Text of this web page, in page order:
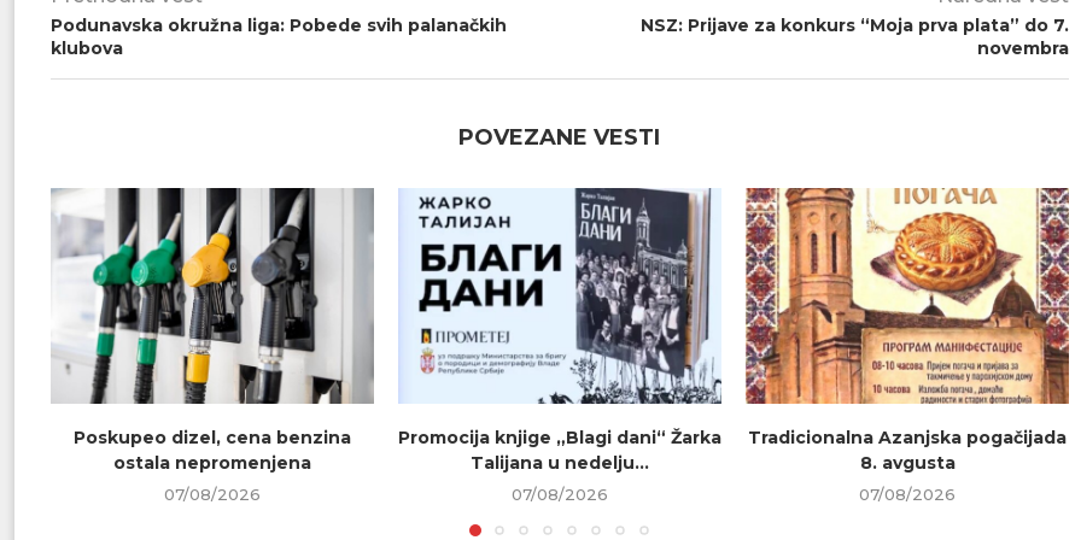
Podunavska okružna liga: Pobede svih palanačkih
klubova
NSZ: Prijave za konkurs “Moja prva plata” do 7.
novembra
POVEZANE VESTI
Poskupeo dizel, cena benzina
ostala nepromenjena
07/08/2026
Promocija knjige „Blagi dani“ Žarka
Talijana u nedelju...
07/08/2026
Tradicionalna Azanjska pogačijada
8. avgusta
07/08/2026